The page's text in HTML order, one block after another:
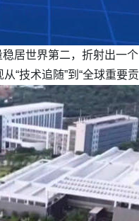
居世界第二，折射出一
“技术追随”到“全球重要